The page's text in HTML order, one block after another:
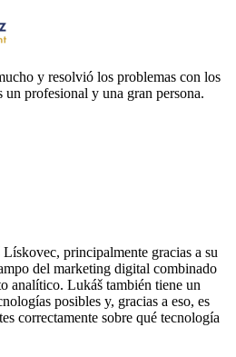
y resolvió los problemas con los
profesional y una gran persona.
principalmente gracias a su
del marketing digital combinado
analítico. Lukáš también tiene un
posibles y, gracias a eso, es
correctamente sobre qué tecnología